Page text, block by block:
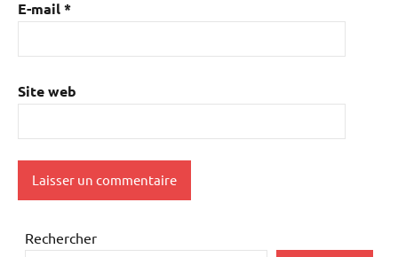
E-mail*
Site web
Rechercher